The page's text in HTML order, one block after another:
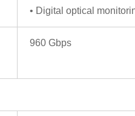
• Digital optical
960 Gbps